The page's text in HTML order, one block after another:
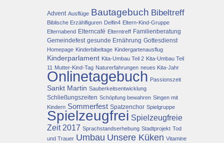
Advent Ausflüge Bautagebuch Bibeltreff
Biblische Erzählfiguren Delfin4 Eltern-Kind-Gruppe
Elternabend Elterncafé Elterntreff Familienberatung
Gemeindefest gesunde Ernährung Gottesdienst
Homepage Kinderbibeltage Kindergartenausflug
Kinderparlament Kita-Umbau Teil 2 Kita-Umbau Teil
11 Mutter-Kind-Tag Naturerfahrungen neues Kita-Jahr
Onlinetagebuch Passionszeit
Sankt Martin Sauberkeitsentwicklung
Schließungszeiten Schöpfung bewahren Singen mit
Kindern Sommerfest Spatzenchor Spielgruppe
Spielzeugfrei Spielzeugfreie
Zeit 2017 Sprachstandserhebung Stadtprojekt Tod
und Trauer Umbau Unsere Küken Vitamine